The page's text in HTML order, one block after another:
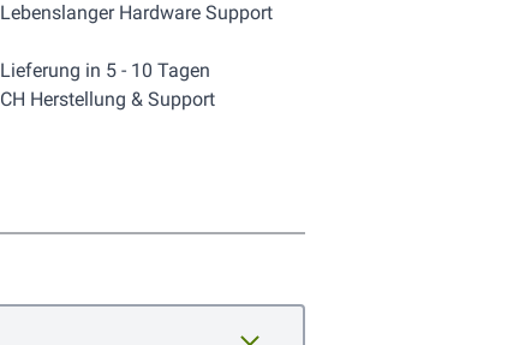
Lebenslanger Hardware Support
Lieferung in 5 - 10 Tagen
CH Herstellung & Support